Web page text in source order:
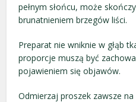
pełnym słońcu, może
brunatnieniem brzegów liści.
Preparat nie wniknie w głąb
proporcje muszą być
pojawieniem się objawów.
Odmierzaj proszek zawsze